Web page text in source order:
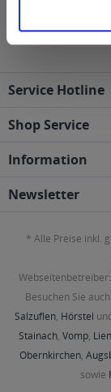
Regionen,
geliefert
Service Hotline
Shop Service
Information
Newsletter
* Alle Preise inkl.
Besuchen Sie
Salzuflen, Hörstel
Stainach, Vomp,
Obernkirchen,
sowie